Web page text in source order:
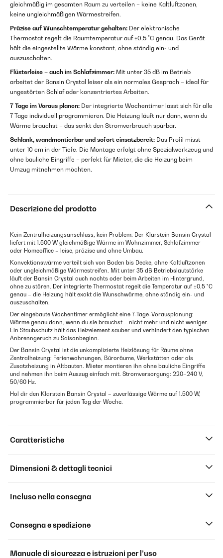
gleichmäßig im gesamten Raum zu verteilen – keine Kaltluftzonen,
keine ungleichmäßigen Wärmestreifen.
Präzise auf Wunschtemperatur gehalten: Der elektronische
Thermostat regelt die Raumtemperatur auf ±0,5 °C genau. Das Gerät
hält die eingestellte Wärme konstant, ohne ständig ein- und
auszuschalten.
Flüsterleise – auch im Schlafzimmer: Mit unter 35 dB im Betrieb
arbeitet der Bansin Crystal leiser als ein normales Gespräch – ideal für
ungestörten Schlaf oder konzentriertes Arbeiten.
7 Tage im Voraus planen: Der integrierte Wochentimer lässt sich für alle
7 Tage individuell programmieren. Die Heizung läuft nur dann, wenn du
Wärme brauchst – das senkt den Stromverbrauch spürbar.
Schlank, wandmontierbar und sofort einsatzbereit: Das Profil misst
unter 10 cm in der Tiefe. Die Montage erfolgt ohne Spezialwerkzeug und
ohne bauliche Eingriffe – perfekt für Mieter, die die Heizung beim
Umzug mitnehmen möchten.
Descrizione del prodotto
Kein Zentralheizungsanschluss, kein Problem: Der Klarstein Bansin Crystal
liefert mit 1.500 W gleichmäßige Wärme im Wohnzimmer, Schlafzimmer
oder Homeoffice – leise, präzise und ohne Umbau.
Konvektionswärme verteilt sich von Boden bis Decke, ohne Kaltluftzonen
oder ungleichmäßige Wärmestreifen. Mit unter 35 dB Betriebslautstärke
läuft der Bansin Crystal auch nachts oder beim Arbeiten im Hintergrund,
ohne zu stören. Der integrierte Thermostat regelt die Temperatur auf ±0,5 °C
genau – die Heizung hält exakt die Wunschwärme, ohne ständig ein- und
auszuschalten.
Der eingebaute Wochentimer ermöglicht eine 7-Tage-Vorausplanung:
Wärme genau dann, wenn du sie brauchst – nicht mehr und nicht weniger.
Ein Staubschutz hält das Heizelement sauber und verhindert den typischen
Anbrenngeruch zu Saisonbeginn.
Der Bansin Crystal ist die unkomplizierte Heizlösung für Räume ohne
Zentralheizung: Ferienwohnungen, Büroräume, Werkstätten oder als
Zusatzheizung in Altbauten. Mieter montieren ihn ohne bauliche Eingriffe
und nehmen ihn beim Auszug einfach mit. Stromversorgung: 220–240 V,
50/60 Hz.
Hol dir den Klarstein Bansin Crystal – zuverlässige Wärme auf 1.500 W,
programmierbar für jeden Tag der Woche.
Caratteristiche
Dimensioni & dettagli tecnici
Incluso nella consegna
Consegna e spedizione
Manuale di sicurezza e istruzioni per l’uso